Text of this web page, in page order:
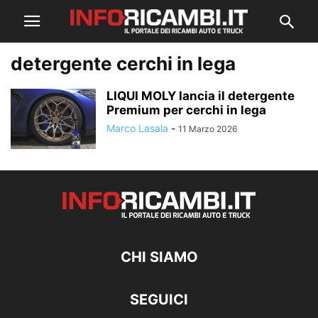
detergente cerchi in lega
LIQUI MOLY lancia il detergente
Premium per cerchi in lega
Marco Lasala - 11 Marzo 2026
CHI SIAMO
SEGUICI